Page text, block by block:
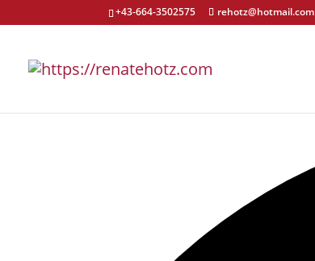
+43-664-3502575 rehotz@hotmail.com